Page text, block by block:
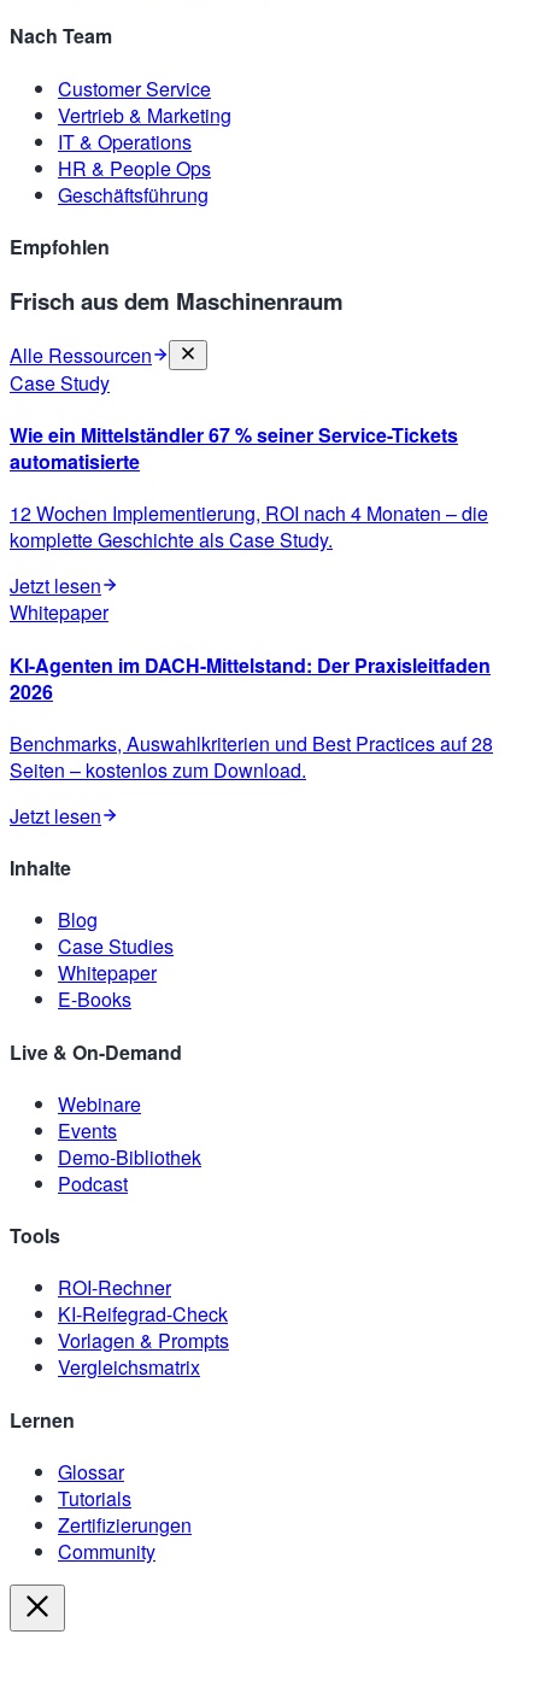
Nach Team
Customer Service
Vertrieb & Marketing
IT & Operations
HR & People Ops
Geschäftsführung
Empfohlen
Frisch aus dem Maschinenraum
Alle Ressourcen
Case Study
Wie ein Mittelständler 67 % seiner Service-Tickets
automatisierte
12 Wochen Implementierung, ROI nach 4 Monaten – die
komplette Geschichte als Case Study.
Jetzt lesen
Whitepaper
KI-Agenten im DACH-Mittelstand: Der Praxisleitfaden
2026
Benchmarks, Auswahlkriterien und Best Practices auf 28
Seiten – kostenlos zum Download.
Jetzt lesen
Inhalte
Blog
Case Studies
Whitepaper
E-Books
Live & On-Demand
Webinare
Events
Demo-Bibliothek
Podcast
Tools
ROI-Rechner
KI-Reifegrad-Check
Vorlagen & Prompts
Vergleichsmatrix
Lernen
Glossar
Tutorials
Zertifizierungen
Community